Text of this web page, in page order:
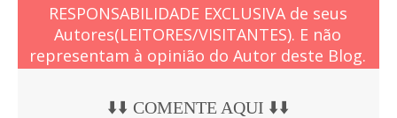
RESPONSABILIDADE EXCLUSIVA de seus
Autores(LEITORES/VISITANTES). E não
representam à opinião do Autor deste Blog.
⬇️⬇️ COMENTE AQUI ⬇️⬇️